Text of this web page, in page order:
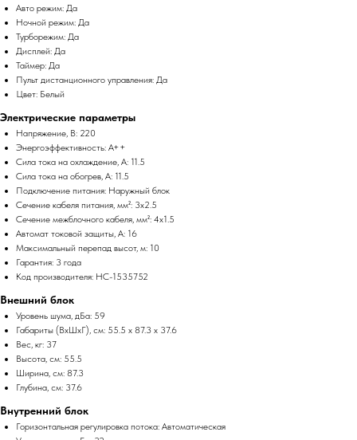
Авто режим: Да
Ночной режим: Да
Турборежим: Да
Дисплей: Да
Таймер: Да
Пульт дистанционного управления: Да
Цвет: Белый
Электрические параметры
Напряжение, В: 220
Энергоэффективность: A++
Сила тока на охлаждение, А: 11.5
Сила тока на обогрев, А: 11.5
Подключение питания: Наружный блок
Сечение кабеля питания, мм²: 3x2.5
Сечение межблочного кабеля, мм²: 4x1.5
Автомат токовой защиты, А: 16
Максимальный перепад высот, м: 10
Гарантия: 3 года
Код производителя: НС-1535752
Внешний блок
Уровень шума, дБа: 59
Габариты (ВхШхГ), см: 55.5 x 87.3 x 37.6
Вес, кг: 37
Высота, см: 55.5
Ширина, см: 87.3
Глубина, см: 37.6
Внутренний блок
Горизонтальная регулировка потока: Автоматическая